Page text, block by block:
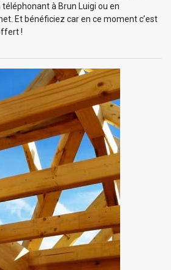
à Brun Luigi ou en
Et bénéficiez car en ce moment c’est
!